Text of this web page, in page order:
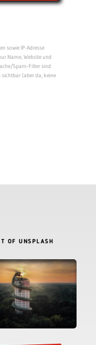
sowie IP-Adresse
Name, Website und
Spam-Filter sind
(aber da, keine
OF UNSPLASH